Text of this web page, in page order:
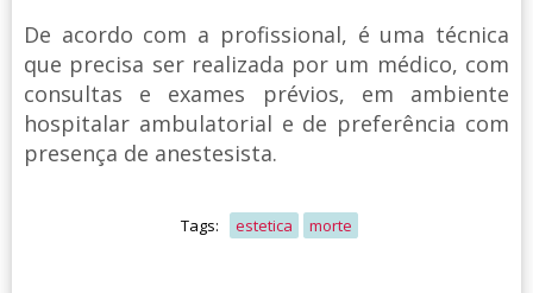
De acordo com a profissional, é uma técnica
que precisa ser realizada por um médico, com
consultas e exames prévios, em ambiente
hospitalar ambulatorial e de preferência com
presença de anestesista.
Tags: estetica morte